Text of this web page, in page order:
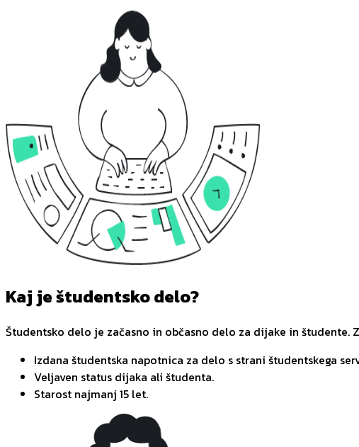
Kaj je študentsko delo?
Študentsko delo je začasno in občasno delo za dijake in
Izdana študentska napotnica za delo s strani študentskega
Veljaven status dijaka ali študenta.
Starost najmanj 15 let.